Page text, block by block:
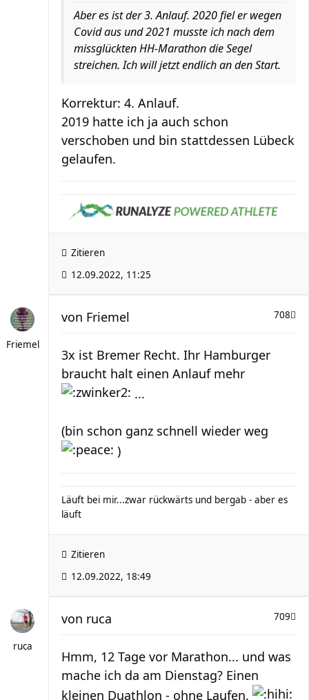
Aber es ist der 3. Anlauf. 2020 fiel er wegen
Covid aus und 2021 musste ich nach dem
missglückten HH-Marathon die Segel
streichen. Ich will jetzt endlich an den Start.
Korrektur: 4. Anlauf.
2019 hatte ich ja auch schon
verschoben und bin stattdessen Lübeck
gelaufen.
Zitieren
12.09.2022, 11:25
Friemel
708
von Friemel
3x ist Bremer Recht. Ihr Hamburger
braucht halt einen Anlauf mehr
...
(bin schon ganz schnell wieder weg
)
Läuft bei mir...zwar rückwärts und bergab - aber es
läuft
Zitieren
12.09.2022, 18:49
ruca
709
von ruca
Hmm, 12 Tage vor Marathon... und was
mache ich da am Dienstag? Einen
kleinen Duathlon - ohne Laufen.